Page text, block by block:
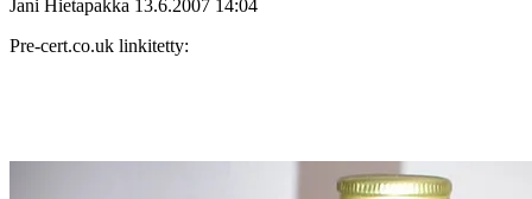
Jani Hietapakka 13.6.2007 14:04
Pre-cert.co.uk linkitetty: